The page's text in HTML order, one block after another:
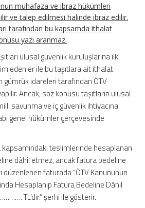
muhafaza ve ibraz hükümleri
ve talep edilmesi halinde ibraz edilir.
tarafından bu kapsamda ithalat
yazı aranmaz.
ulusal güvenlik kuruluşlarına ilk
edenler ile bu taşıtlara ait ithalat
idareleri tarafından ÖTV
Ancak, söz konusu taşıtların ulusal
savunma ve iç güvenlik ihtiyacına
genel hükümler çerçevesinde
teslimlerinde hesaplanan
dâhil etmez, ancak fatura bedeline
düzenlenen faturada “ÖTV Kanununun
Hesaplanıp Fatura Bedeline Dâhil
TL’dir.” şerhi ile gösterir.